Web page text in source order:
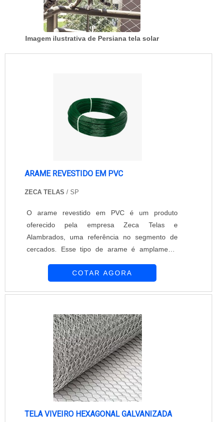
Imagem ilustrativa de Persiana tela solar
ARAME REVESTIDO EM PVC
ZECA TELAS / SP
O arame revestido em PVC é um produto
oferecido pela empresa Zeca Telas e
Alambrados, uma referência no segmento de
cercados. Esse tipo de arame é amplamente
empresas e residências, devido à sua
intempéries. Além disso, o PVC também
proporciona uma estética mais agradável, já que
o arame revestido fica com uma aparência mais
uniforme e discreta.A Zeca Telas e Alambrados
se destaca não apenas pela qualidade dos
produtos que oferece, mas também pelo seu
atendimento diferenciado. A empresa conta com
prontos para resolver qualquer problema ou
COTAR AGORA
TELA VIVEIRO HEXAGONAL GALVANIZADA